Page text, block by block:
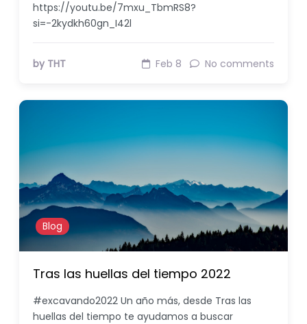
https://youtu.be/7mxu_TbmRS8?
si=-2kydkh60gn_I42l
by THT Feb 8 No comments
Blog
Tras las huellas del tiempo 2022
#excavando2022 Un año más, desde Tras las
huellas del tiempo te ayudamos a buscar